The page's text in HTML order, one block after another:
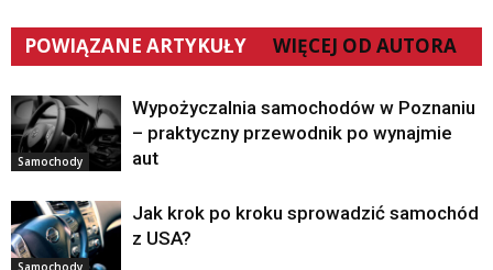
POWIĄZANE ARTYKUŁY WIĘCEJ OD AUTORA
Samochody
Wypożyczalnia samochodów w Poznaniu
– praktyczny przewodnik po wynajmie
aut
Samochody
Jak krok po kroku sprowadzić samochód
z USA?